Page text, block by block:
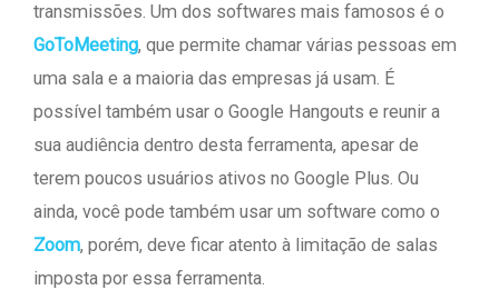
transmissões. Um dos softwares mais famosos é o
GoToMeeting, que permite chamar várias pessoas em
uma sala e a maioria das empresas já usam. É
possível também usar o Google Hangouts e reunir a
sua audiência dentro desta ferramenta, apesar de
terem poucos usuários ativos no Google Plus. Ou
ainda, você pode também usar um software como o
Zoom, porém, deve ficar atento à limitação de salas
imposta por essa ferramenta.